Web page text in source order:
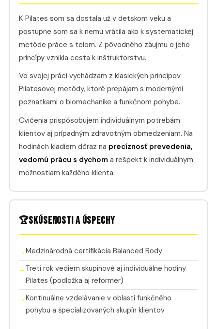
K Pilates som sa dostala už v detskom veku a
postupne som sa k nemu vrátila ako k systematickej
metóde práce s telom. Z pôvodného záujmu o jeho
princípy vznikla cesta k inštruktorstvu.
Vo svojej práci vychádzam z klasických princípov
Pilatesovej metódy, ktoré prepájam s modernými
poznatkami o biomechanike a funkčnom pohybe.
Cvičenia prispôsobujem individuálnym potrebám
klientov aj prípadným zdravotným obmedzeniam. Na
hodinách kladiem dôraz na precíznosť prevedenia,
vedomú prácu s dychom a rešpekt k individuálnym
možnostiam každého klienta.
🏆Skúsenosti a úspechy
Medzinárodná certifikácia Balanced Body
Tretí rok vediem skupinové aj individuálne hodiny
Pilates (podložka aj reformer)
Kontinuálne vzdelávanie v oblasti funkčného
pohybu a špecializovaných skupín klientov